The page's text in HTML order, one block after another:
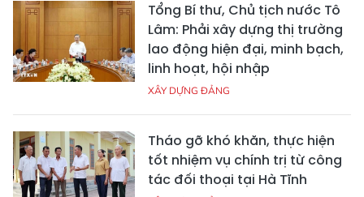
Tổng Bí thư, Chủ tịch nước Tô
Lâm: Phải xây dựng thị trường
lao động hiện đại, minh bạch,
linh hoạt, hội nhập
XÂY DỰNG ĐẢNG
Tháo gỡ khó khăn, thực hiện
tốt nhiệm vụ chính trị từ công
tác đối thoại tại Hà Tĩnh